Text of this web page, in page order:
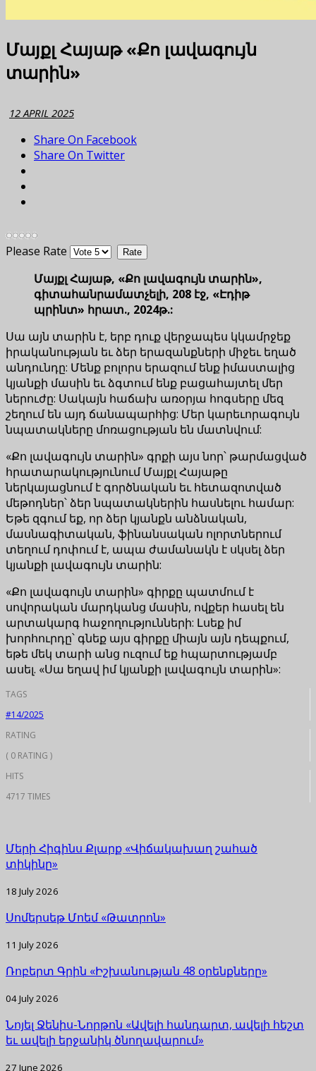
Մայքլ Հայաթ «Քո լավագույն
տարին»
12 APRIL 2025
Share On Facebook
Share On Twitter
Please Rate
Մայքլ Հայաթ, «Քո լավագույն տարին»,
գիտահանրամատչելի, 208 էջ, «Էդիթ
պրինտ» հրատ., 2024թ.:
Սա այն տարին է, երբ դուք վերջապես կկամրջեք
իրականության եւ ձեր երազանքների միջեւ եղած
անդունդը: Մենք բոլորս երազում ենք իմաստալից
կյանքի մասին եւ ձգտում ենք բացահայտել մեր
ներուժը: Սակայն հաճախ առօրյա հոգսերը մեզ
շեղում են այդ ճանապարհից: Մեր կարեւորագույն
նպատակները մոռացության են մատնվում:
«Քո լավագույն տարին» գրքի այս նոր՝ թարմացված
հրատարակությունում Մայքլ Հայաթը
ներկայացնում է գործնական եւ հետազոտված
մեթոդներ՝ ձեր նպատակներին հասնելու համար:
Եթե զգում եք, որ ձեր կյանքն անձնական,
մասնագիտական, ֆինանսական ոլորտներում
տեղում դոփում է, ապա ժամանակն է սկսել ձեր
կյանքի լավագույն տարին:
«Քո լավագույն տարին» գիրքը պատմում է
սովորական մարդկանց մասին, ովքեր հասել են
արտակարգ հաջողությունների: Լսեք իմ
խորհուրդը՝ գնեք այս գիրքը միայն այն դեպքում,
եթե մեկ տարի անց ուզում եք հպարտությամբ
ասել. «Սա եղավ իմ կյանքի լավագույն տարին»:
TAGS
#14/2025
RATING
( 0 RATING )
HITS
4717 TIMES
Մերի Հիգինս Քլարք «Վիճակախաղ շահած
տիկինը»
18 July 2026
Սոմերսեթ Մոեմ «Թատրոն»
11 July 2026
Ռոբերտ Գրին «Իշխանության 48 օրենքները»
04 July 2026
Նոյել Ջենիս-Նորթոն «Ավելի հանդարտ, ավելի հեշտ
եւ ավելի երջանիկ ծնողավարում»
27 June 2026